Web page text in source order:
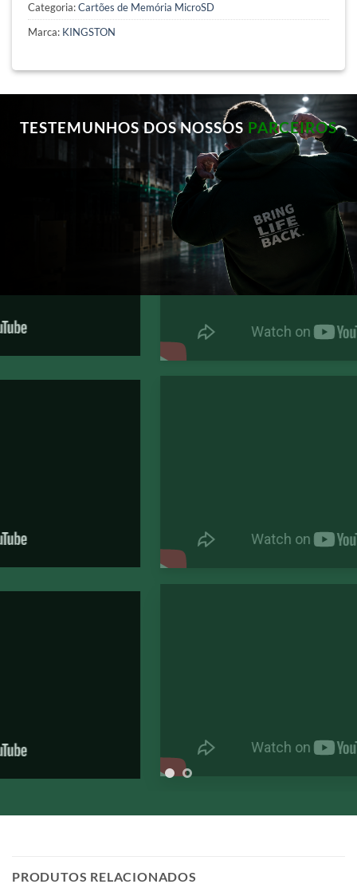
Categoria:Cartões de Memória MicroSD
Marca: KINGSTON
TESTEMUNHOS DOS NOSSOS PARCEIROS
PRODUTOS RELACIONADOS